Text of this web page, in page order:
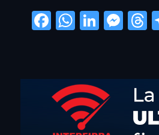
Facebook